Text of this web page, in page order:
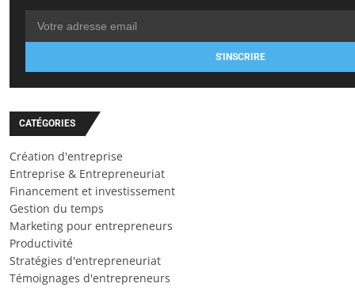
S'INSCRIRE
CATÉGORIES
Création d'entreprise
Entreprise & Entrepreneuriat
Financement et investissement
Gestion du temps
Marketing pour entrepreneurs
Productivité
Stratégies d'entrepreneuriat
Témoignages d'entrepreneurs